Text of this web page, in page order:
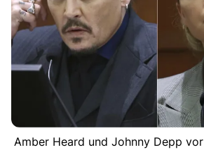
Amber Heard und Johnny Depp